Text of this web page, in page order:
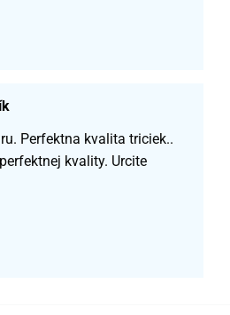
Perfektna kvalita triciek..
kvality. Urcite